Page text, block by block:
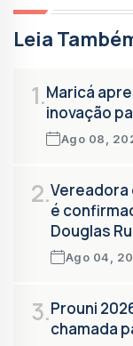
Leia
1.Maricá
inovação
Ago 08,
2.
é
Douglas
Ago 04,
3.Prouni
chamada